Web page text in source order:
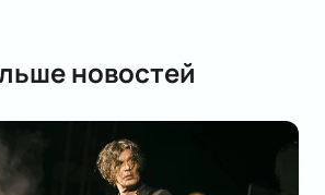
новостей